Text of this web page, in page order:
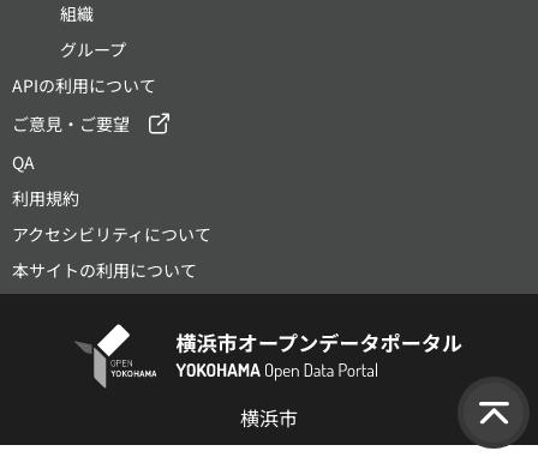
組織
グループ
APIの利用について
ご意見・ご要望
QA
利用規約
アクセシビリティについて
本サイトの利用について
横浜市